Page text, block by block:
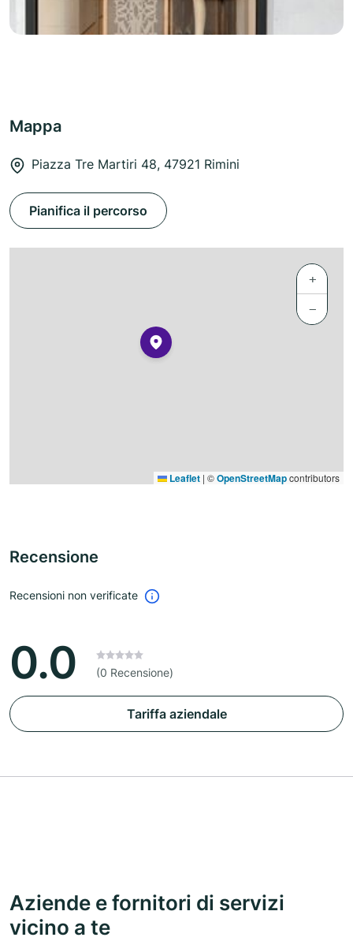
Mappa
Piazza Tre Martiri 48, 47921 Rimini
Pianifica il percorso
+
−
Leaflet | ©OpenStreetMapcontributors
Recensione
Recensioni non verificate
0.0 (0 Recensione)
Tariffa aziendale
Aziende e fornitori di servizi
vicino a te